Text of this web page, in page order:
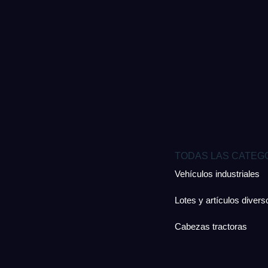
TODAS LAS
Vehículos industriales
Lotes y artículos
Cabezas tractoras